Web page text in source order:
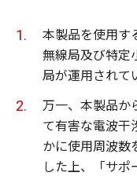
本製品を使用す
無線局及び特定
局が運用されて
万一、本製品か
て有害な電波干
かに使用周波数
した上、「サ